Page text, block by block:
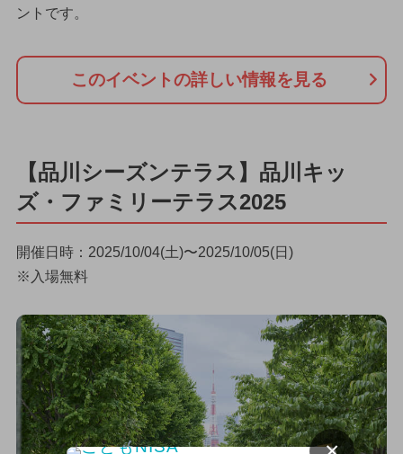
ントです。
このイベントの詳しい情報を見る
【品川シーズンテラス】品川キッ
ズ・ファミリーテラス2025
開催日時：2025/10/04(土)〜2025/10/05(日)
※入場無料